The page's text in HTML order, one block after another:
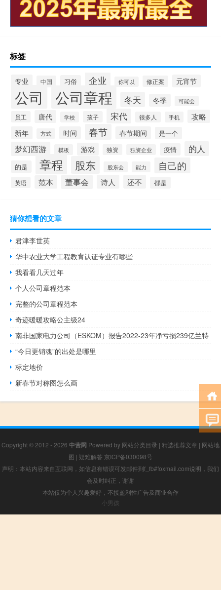
标签
专业 中国 习俗 企业 你可以 修正案 元宵节
公司 公司章程 冬天 冬季 可能会
员工 唐代 学校 孩子 宋代 很多人 手机 攻略
新年 方式 时间 春节 春节期间 是一个
梦幻西游 模板 游戏 独资 独资企业 疫情 的人
的是 章程 股东 股东会 能力 自己的
英语 范本 董事会 诗人 还不 都是
猜你想看的文章
君津李世英
华中农业大学工程教育认证专业有哪些
我看看几天过年
个人公司章程范本
完整的公司章程范本
奇迹暖暖攻略公主级24
南非国家电力公司（ESKOM）报告2022-23年净亏损239亿兰特
“今日更销魂”的出处是哪里
标定地价
新春节对称图怎么画
Copyright © 2012 - 2026 中营网 Powered by 网站分类目录 | 精选推荐文章 | 网站地
图 | 疑难解答 京ICP备030098号
声明：本站内容来自互联网，如信息有错误可发邮件到f_fb#foxmail.com说明，我们
会及时纠正，谢谢
本站仅为个人兴趣爱好，不接盈利性广告及商业合作
小男孩